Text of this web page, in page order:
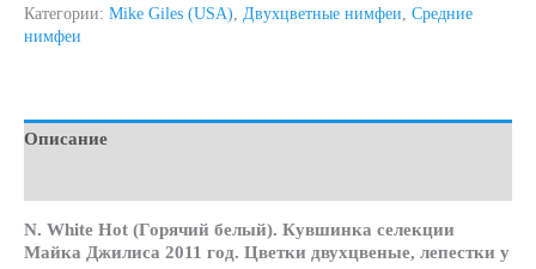
Hot
(Горячий
Категории: Mike Giles (USA) Двухцветные нимфеи Средние
нимфеи
Описание
N. White Hot (Горячий белый). Кувшинка селекции
Майка Джилиса 2011 год. Цветки двухцвеные, лепестки у